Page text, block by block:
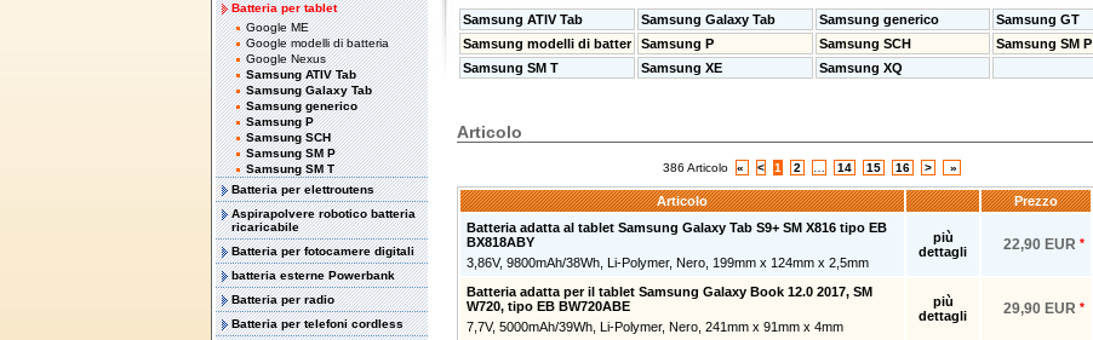
Batteria per tablet
Google ME
Google modelli di batteria
Google Nexus
Samsung ATIV Tab
Samsung Galaxy Tab
Samsung generico
Samsung P
Samsung SCH
Samsung SM P
Samsung SM T
Batteria per elettroutens
Aspirapolvere robotico batteria
ricaricabile
Batteria per fotocamere digitali
batteria esterne Powerbank
Batteria per radio
Batteria per telefoni cordless
Samsung ATIV Tab Samsung Galaxy Tab Samsung generico
Samsung GT
Samsung modelli di batter
Samsung P Samsung SCH
Samsung SM P
Samsung SM T
Samsung XE Samsung XQ
Articolo
386 Articolo « < 1 2 14 15 16 > »
Articolo
Prezzo
Batteria adatta al tablet Samsung Galaxy Tab S9+ SM X816 tipo EB
BX818ABY
3,86V, 9800mAh/38Wh, Li-Polymer, Nero, 199mm x 124mm x 2,5mm
più
dettagli
22,90 EUR *
Batteria adatta per il tablet Samsung Galaxy Book 12.0 2017, SM
W720, tipo EB BW720ABE
7,7V, 5000mAh/39Wh, Li-Polymer, Nero, 241mm x 91mm x 4mm
più
dettagli
29,90 EUR *